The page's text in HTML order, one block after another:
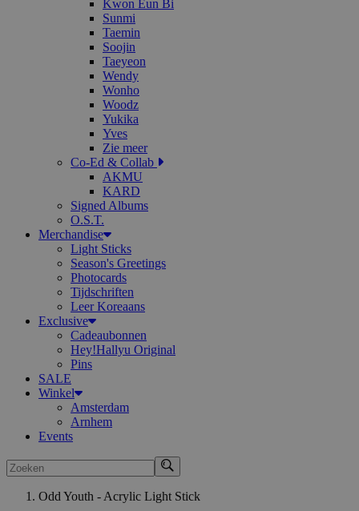
Kwon Eun Bi
Sunmi
Taemin
Soojin
Taeyeon
Wendy
Wonho
Woodz
Yukika
Yves
Zie meer
Co-Ed & Collab
AKMU
KARD
Signed Albums
O.S.T.
Merchandise
Light Sticks
Season's Greetings
Photocards
Tijdschriften
Leer Koreaans
Exclusive
Cadeaubonnen
Hey!Hallyu Original
Pins
SALE
Winkel
Amsterdam
Arnhem
Events
Zoeken
Odd Youth - Acrylic Light Stick